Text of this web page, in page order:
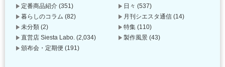
定番商品紹介 (351) 日々 (537)
暮らしのコラム (82) 月刊シエスタ通信 (14)
未分類 (2) 特集 (110)
直営店 Siesta Labo. (2,034) 製作風景 (43)
頒布会・定期便 (191)